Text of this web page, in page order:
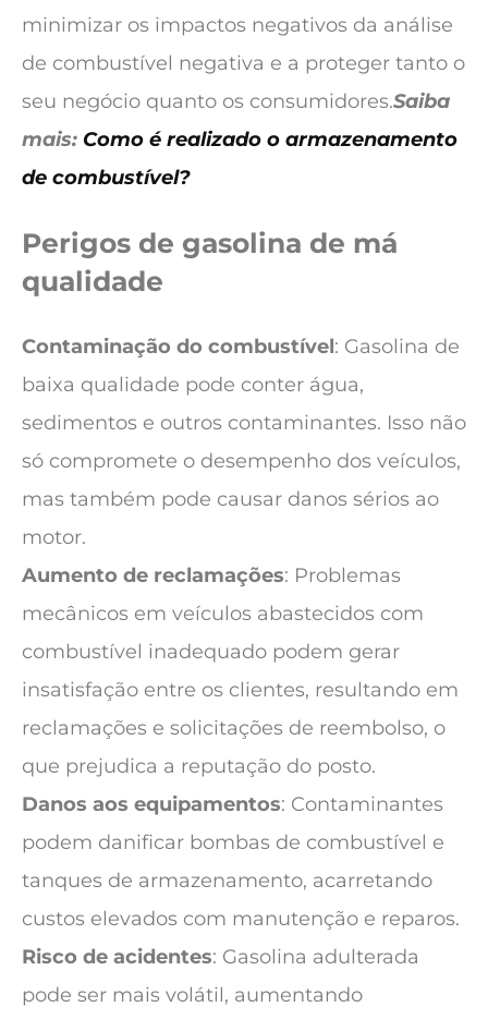
minimizar os impactos negativos da análise
de combustível negativa e a proteger tanto o
seu negócio quanto os consumidores.Saiba
mais: Como é realizado o armazenamento
de combustível?
Perigos de gasolina de má
qualidade
Contaminação do combustível: Gasolina de
baixa qualidade pode conter água,
sedimentos e outros contaminantes. Isso não
só compromete o desempenho dos veículos,
mas também pode causar danos sérios ao
motor.
Aumento de reclamações: Problemas
mecânicos em veículos abastecidos com
combustível inadequado podem gerar
insatisfação entre os clientes, resultando em
reclamações e solicitações de reembolso, o
que prejudica a reputação do posto.
Danos aos equipamentos: Contaminantes
podem danificar bombas de combustível e
tanques de armazenamento, acarretando
custos elevados com manutenção e reparos.
Risco de acidentes: Gasolina adulterada
pode ser mais volátil, aumentando